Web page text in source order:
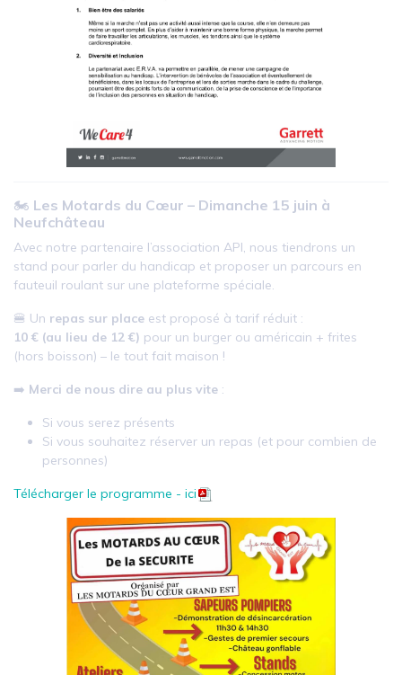
🏍️ Les Motards du Cœur – Dimanche 15 juin à
Neufchâteau
Avec notre partenaire l’association API, nous tiendrons un
stand pour parler du handicap et proposer un parcours en
fauteuil roulant sur une plateforme spéciale.
🍔 Un repas sur place est proposé à tarif réduit :
10 € (au lieu de 12 €) pour un burger ou américain + frites
(hors boisson) – le tout fait maison !
➡️ Merci de nous dire au plus vite :
Si vous serez présents
Si vous souhaitez réserver un repas (et pour combien de
personnes)
Télécharger le programme - ici